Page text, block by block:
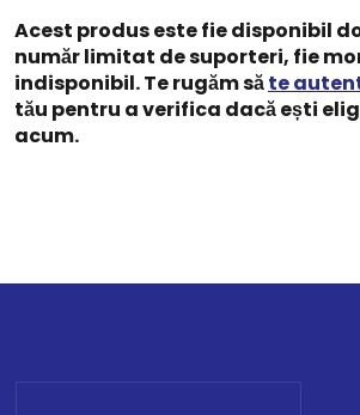
Acest produs este fie disponibil
număr limitat de suporteri, fie
indisponibil. Te rugăm săte
tău pentru a verifica dacă ești
acum.